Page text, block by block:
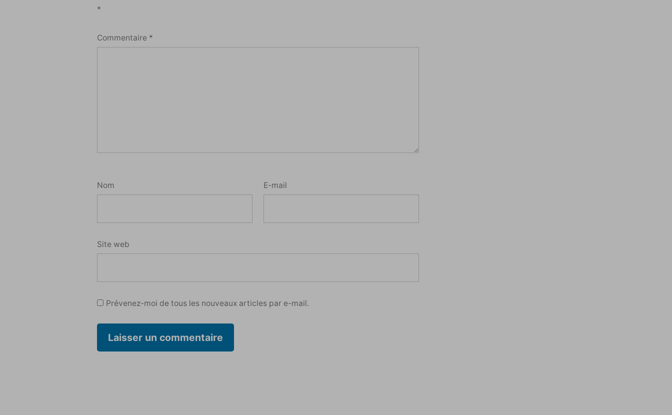
*
Commentaire *
Nom E-mail
Site web
Prévenez-moi de tous les nouveaux articles par e-mail.